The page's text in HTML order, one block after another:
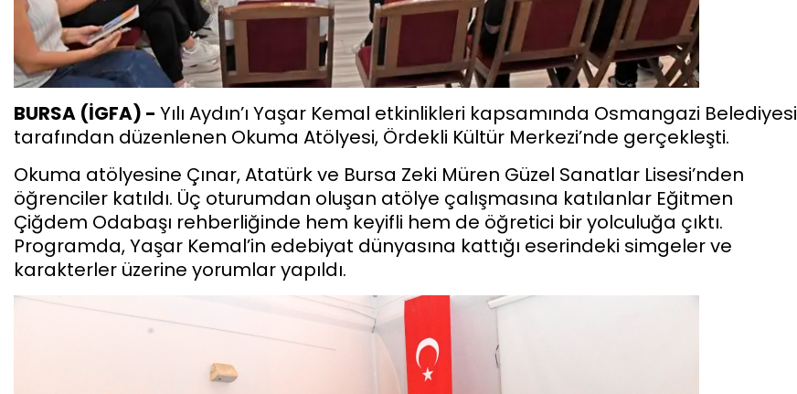
BURSA (İGFA) - Yılı Aydın’ı Yaşar Kemal etkinlikleri kapsamında Osmangazi Belediyesi
tarafından düzenlenen Okuma Atölyesi, Ördekli Kültür Merkezi’nde gerçekleşti.
Okuma atölyesine Çınar, Atatürk ve Bursa Zeki Müren Güzel Sanatlar Lisesi’nden
öğrenciler katıldı. Üç oturumdan oluşan atölye çalışmasına katılanlar Eğitmen
Çiğdem Odabaşı rehberliğinde hem keyifli hem de öğretici bir yolculuğa çıktı.
Programda, Yaşar Kemal’in edebiyat dünyasına kattığı eserindeki simgeler ve
karakterler üzerine yorumlar yapıldı.